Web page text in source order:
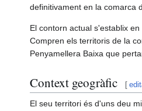
definitivament en la comarca
El contorn actual s'establix
Compren els territoris de la
Penyamellera Baixa que
Context geogràfic [
El seu territori és d'uns deu